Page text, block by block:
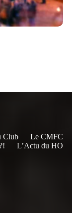
Club
Le CMFC
L’Actu du HO